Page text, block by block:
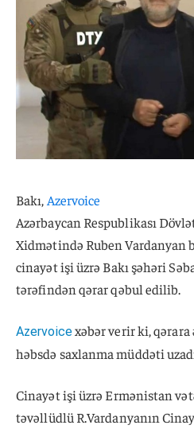
Bakı, Azervoice
Azərbaycan Respublikası
Xidmətində Ruben Vardanyan
cinayət işi üzrə Bakı şəhəri
tərəfindən qərar qəbul edilib.
Azervoicexəbər verir ki, qərara
həbsdə saxlanma müddəti
Cinayət işi üzrə Ermənistan
təvəllüdlü R.Vardanyanın